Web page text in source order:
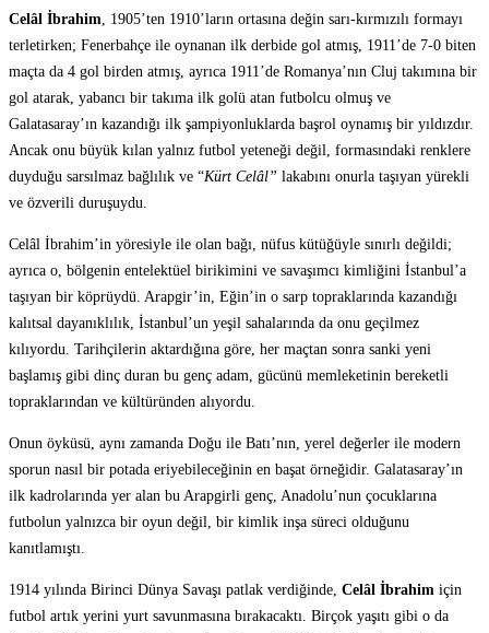
Celâl İbrahim, 1905’ten 1910’ların ortasına değin sarı-kırmızılı formayı
terletirken; Fenerbahçe ile oynanan ilk derbide gol atmış, 1911’de 7-0 biten
maçta da 4 gol birden atmış, ayrıca 1911’de Romanya’nın Cluj takımına bir
gol atarak, yabancı bir takıma ilk golü atan futbolcu olmuş ve
Galatasaray’ın kazandığı ilk şampiyonluklarda başrol oynamış bir yıldızdır.
Ancak onu büyük kılan yalnız futbol yeteneği değil, formasındaki renklere
duyduğu sarsılmaz bağlılık ve “Kürt Celâl” lakabını onurla taşıyan yürekli
ve özverili duruşuydu.
Celâl İbrahim’in yöresiyle ile olan bağı, nüfus kütüğüyle sınırlı değildi;
ayrıca o, bölgenin entelektüel birikimini ve savaşımcı kimliğini İstanbul’a
taşıyan bir köprüydü. Arapgir’in, Eğin’in o sarp topraklarında kazandığı
kalıtsal dayanıklılık, İstanbul’un yeşil sahalarında da onu geçilmez
kılıyordu. Tarihçilerin aktardığına göre, her maçtan sonra sanki yeni
başlamış gibi dinç duran bu genç adam, gücünü memleketinin bereketli
topraklarından ve kültüründen alıyordu.
Onun öyküsü, aynı zamanda Doğu ile Batı’nın, yerel değerler ile modern
sporun nasıl bir potada eriyebileceğinin en başat örneğidir. Galatasaray’ın
ilk kadrolarında yer alan bu Arapgirli genç, Anadolu’nun çocuklarına
futbolun yalnızca bir oyun değil, bir kimlik inşa süreci olduğunu
kanıtlamıştı.
1914 yılında Birinci Dünya Savaşı patlak verdiğinde, Celâl İbrahim için
futbol artık yerini yurt savunmasına bırakacaktı. Birçok yaşıtı gibi o da